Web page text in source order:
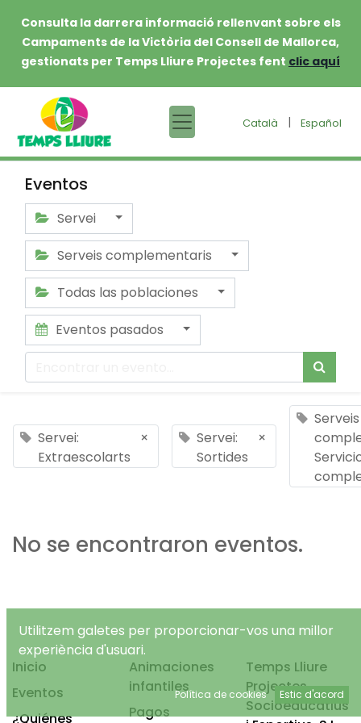
Consulta la darrera informació rellenvant sobre els
Campaments de la Victòria del Consell de Mallorca,
gestionats per Temps Lliure Projectes fent clic aquí
Català | Español
Eventos
Servei
Serveis complementaris
Todas las poblaciones
Eventos pasados
Servei:
Extraescolarts
×
Servei:
Sortides
×
Serveis
No se encontraron eventos.
Inicio
Eventos
¿Quiénes
Animaciones
infantiles
Pagos
Temps Lliure
Projectes
Socioeducatius
Utilitzem galetes per proporcionar-vos una millor
experiència d'usuari.
Política de cookies Estic d'acord